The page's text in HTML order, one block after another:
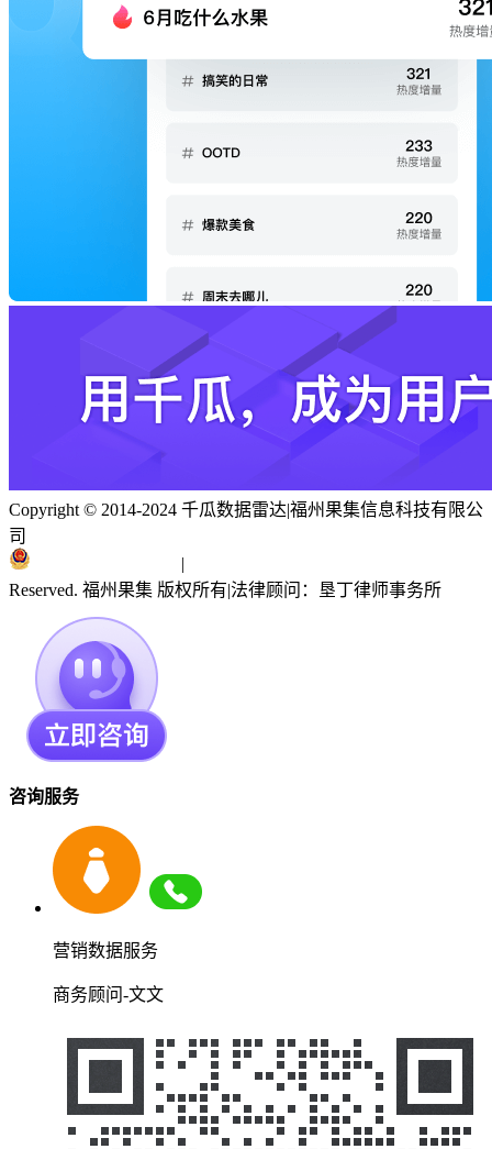
Copyright © 2014-2024 千瓜数据雷达|福州果集信息科技有限公
司
|
Reserved. 福州果集 版权所有|法律顾问：垦丁律师事务所
咨询服务
营销数据服务
商务顾问-文文